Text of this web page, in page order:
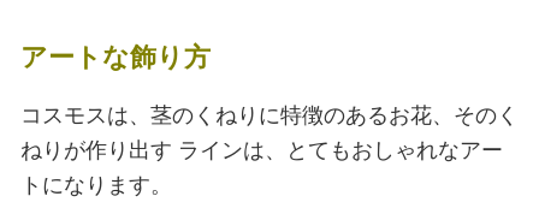
アートな飾り方
コスモスは、茎のくねりに特徴のあるお花、そのく
ねりが作り出す ラインは、とてもおしゃれなアー
トになります。